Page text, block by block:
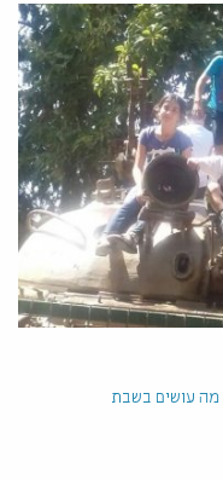
מה עושים בשבת